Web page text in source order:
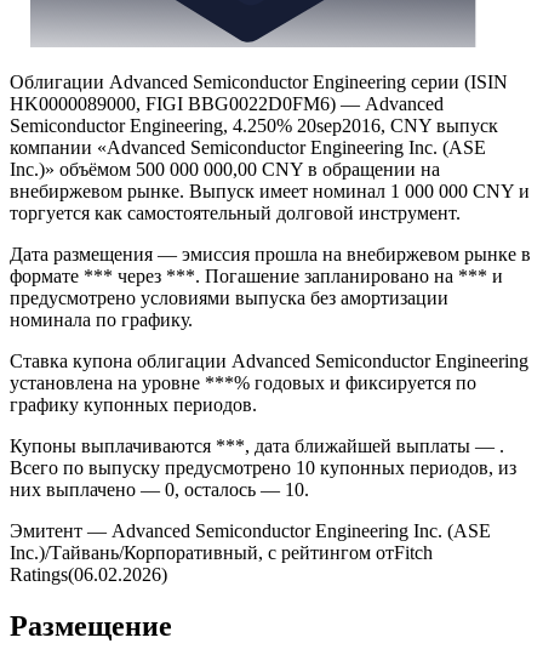
Облигации Advanced Semiconductor Engineering серии (ISIN
HK0000089000, FIGI BBG0022D0FM6) — Advanced
Semiconductor Engineering, 4.250% 20sep2016, CNY выпуск
компании «Advanced Semiconductor Engineering Inc. (ASE
Inc.)» объёмом 500 000 000,00 CNY в обращении на
внебиржевом рынке. Выпуск имеет номинал 1 000 000 CNY и
торгуется как самостоятельный долговой инструмент.
Дата размещения — эмиссия прошла на внебиржевом рынке в
формате *** через ***. Погашение запланировано на *** и
предусмотрено условиями выпуска без амортизации
номинала по графику.
Ставка купона облигации Advanced Semiconductor Engineering
установлена на уровне ***% годовых и фиксируется по
графику купонных периодов.
Купоны выплачиваются ***, дата ближайшей выплаты — .
Всего по выпуску предусмотрено 10 купонных периодов, из
них выплачено — 0, осталось — 10.
Эмитент — Advanced Semiconductor Engineering Inc. (ASE
Inc.)/Тайвань/Корпоративный, с рейтингом отFitch
Ratings(06.02.2026)
Размещение